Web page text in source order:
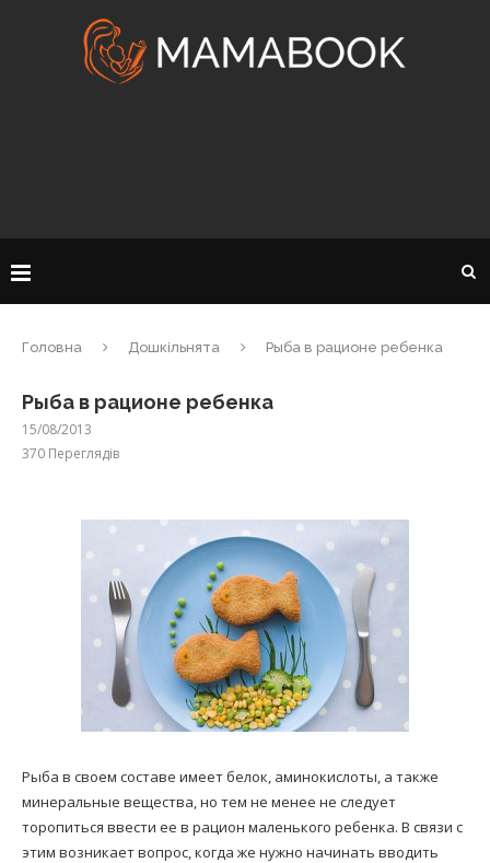
Головна Дошкільнята Рыба в рационе ребенка
Рыба в рационе ребенка
15/08/2013
370 Переглядів
Рыба в своем составе имеет белок, аминокислоты, а также
минеральные вещества, но тем не менее не следует
торопиться ввести ее в рацион маленького ребенка. В связи с
этим возникает вопрос, когда же нужно начинать вводить